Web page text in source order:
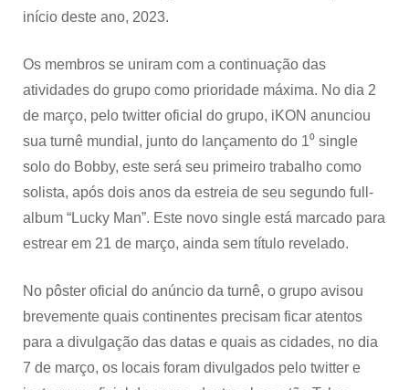
início deste ano, 2023.
Os membros se uniram com a continuação das
atividades do grupo como prioridade máxima. No dia 2
de março, pelo twitter oficial do grupo, iKON anunciou
sua turnê mundial, junto do lançamento do 1⁰ single
solo do Bobby, este será seu primeiro trabalho como
solista, após dois anos da estreia de seu segundo full-
album “Lucky Man”. Este novo single está marcado para
estrear em 21 de março, ainda sem título revelado.
No pôster oficial do anúncio da turnê, o grupo avisou
brevemente quais continentes precisam ficar atentos
para a divulgação das datas e quais as cidades, no dia
7 de março, os locais foram divulgados pelo twitter e